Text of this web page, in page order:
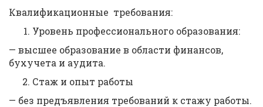
Квалификационные требования:
Уровень профессионального образования:
— высшее образование в области финансов,
бухучета и аудита.
Стаж и опыт работы
— без предъявления требований к стажу работы.